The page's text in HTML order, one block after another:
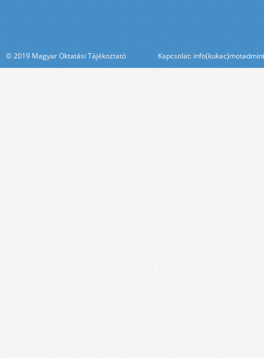
© 2019 Magyar Oktatási Tájékoztató Kapcsolat: